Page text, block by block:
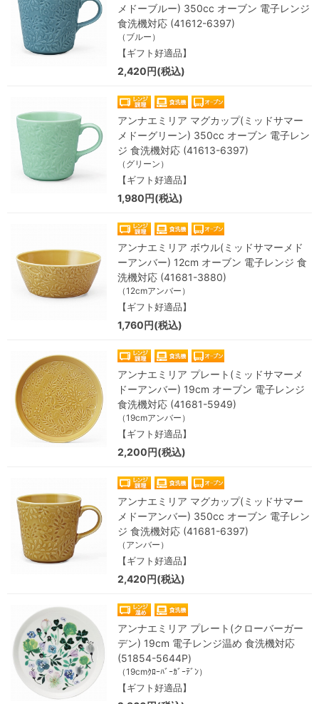
メドーブルー) 350cc オーブン 電子レンジ
食洗機対応 (41612-6397)
（ブルー）
【ギフト好適品】
2,420円(税込)
アンナエミリア マグカップ(ミッドサマー
メドーグリーン) 350cc オーブン 電子レン
ジ 食洗機対応 (41613-6397)
（グリーン）
【ギフト好適品】
1,980円(税込)
アンナエミリア ボウル(ミッドサマーメド
ーアンバー) 12cm オーブン 電子レンジ 食
洗機対応 (41681-3880)
（12cmアンバー）
【ギフト好適品】
1,760円(税込)
アンナエミリア プレート(ミッドサマーメ
ドーアンバー) 19cm オーブン 電子レンジ
食洗機対応 (41681-5949)
（19cmアンバー）
【ギフト好適品】
2,200円(税込)
アンナエミリア マグカップ(ミッドサマー
メドーアンバー) 350cc オーブン 電子レン
ジ 食洗機対応 (41681-6397)
（アンバー）
【ギフト好適品】
2,420円(税込)
アンナエミリア プレート(クローバーガー
デン) 19cm 電子レンジ温め 食洗機対応
(51854-5644P)
（19cmｸﾛｰﾊﾞｰｶﾞｰﾃﾞﾝ）
【ギフト好適品】